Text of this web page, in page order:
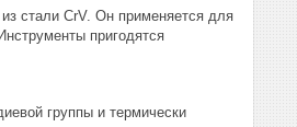
стали CrV. Он применяется для
пригодятся
группы и термически